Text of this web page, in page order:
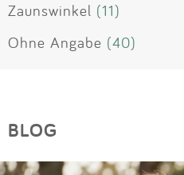
Zaunswinkel (11)
Ohne Angabe (40)
BLOG